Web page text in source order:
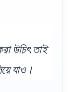
উচিৎ তাই
যাও।